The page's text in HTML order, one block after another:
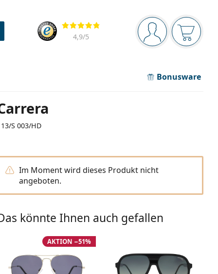
Navigationsleiste
Sie sind Der
Bewertung
4,9/5
Bonusware
S 003/HD
Im Moment wird dieses Produkt nicht
angeboten.
könnte Ihnen auch gefallen
AKTION −51%